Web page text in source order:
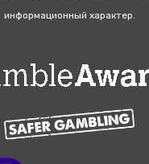
информационный характер.